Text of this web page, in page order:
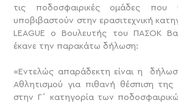
τις ποδοσφαιρικές ομάδες που
υποβιβαστούν στην ερασιτεχνική
LEAGUE ο Βουλευτής του ΠΑΣΟΚ
έκανε την παρακάτω δήλωση:
«Εντελώς απαράδεκτη είναι η
Αθλητισμού για πιθανή θέσπιση
στην Γ΄ κατηγορία των